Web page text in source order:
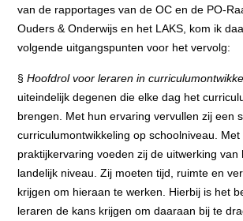
van de rapportages van de OC en de PO-
Ouders & Onderwijs en het LAKS, kom ik
volgende uitgangspunten voor het vervolg:
§Hoofdrol voor leraren in
uiteindelijk degenen die elke dag het
brengen. Met hun ervaring vervullen zij een
curriculumontwikkeling op schoolniveau. Met
praktijkervaring voeden zij de uitwerking van
landelijk niveau. Zij moeten tijd, ruimte en
krijgen om hieraan te werken. Hierbij is het
leraren de kans krijgen om daaraan bij te